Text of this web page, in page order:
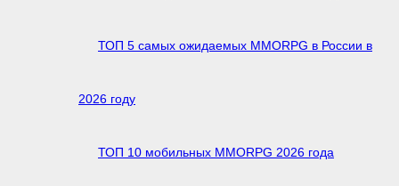
ТОП 5 самых ожидаемых MMORPG в России в
2026 году
ТОП 10 мобильных MMORPG 2026 года